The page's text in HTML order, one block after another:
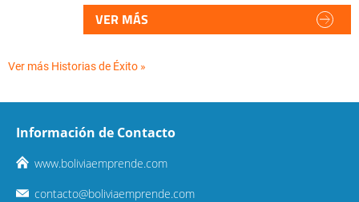
VER MÁS
Ver más Historias de Éxito »
Información de Contacto
www.boliviaemprende.com
contacto@boliviaemprende.com